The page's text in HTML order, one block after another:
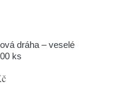
dráha – veselé
ks